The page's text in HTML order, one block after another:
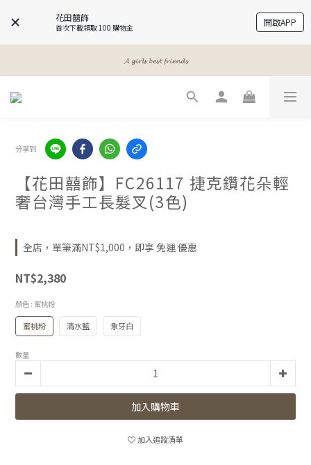
花田囍飾
首次下載領取 100 購物金 開啟APP
𝓐 𝓰𝓲𝓻𝓵𝓼 𝓫𝓮𝓼𝓽 𝓯𝓻𝓲𝓮𝓷𝓭𝓼
𝓐 𝓰𝓲𝓻𝓵𝓼 𝓫𝓮𝓼𝓽 𝓯𝓻𝓲𝓮𝓷𝓭𝓼
分享到
【花田囍飾】FC26117 捷克鑽花朵輕
奢台灣手工長髮叉(3色)
全店，單筆滿NT$1,000，即享 免運 優惠
NT$2,380
顏色 : 蜜桃粉
蜜桃粉 清水藍 象牙白
數量
加入購物車
加入追蹤清單